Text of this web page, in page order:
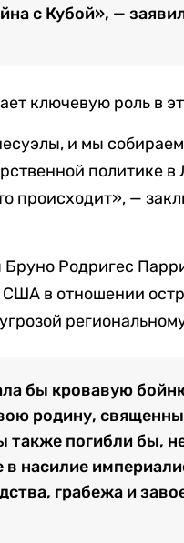
с Кубой», —
ключевую роль в
и мы
политике в
происходит», —
Родригес
в отношении
бы кровавую
родину,
погибли бы,
насилие
грабежа и